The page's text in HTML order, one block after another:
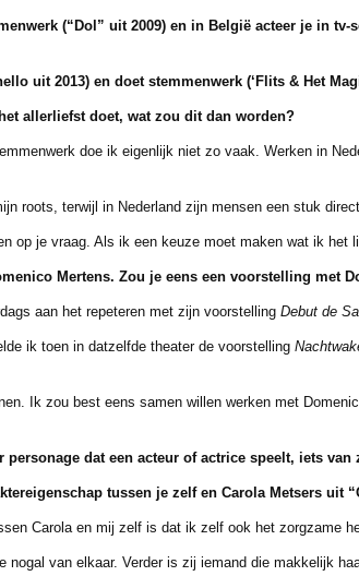
(“Dol” uit 2009) en in België acteer je in tv-
uit 2013) en doet stemmenwerk (‘Flits & Het
allerliefst doet, wat zou dit dan worden?
doe ik eigenlijk niet zo vaak. Werken in
terwijl in Nederland zijn mensen een stuk
je vraag. Als ik een keuze moet maken wat ik het
Mertens. Zou je eens een voorstelling met
aan het repeteren met zijn voorstelling Debut de
ik toen in datzelfde theater de voorstelling
Ik zou best eens samen willen werken met
personage dat een acteur of actrice speelt, iets van
tussen je zelf en Carola Metsers uit
Carola en mij zelf is dat ik zelf ook het zorgzame
van elkaar. Verder is zij iemand die makkelijk